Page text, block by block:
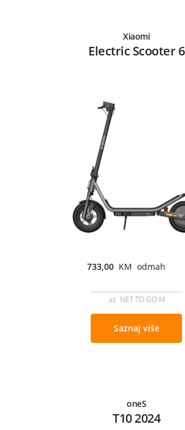
Xiaomi
Electric Scooter 6
733,00 KM odmah
uz NET TO GO M
Saznaj više
oneS
T10 2024